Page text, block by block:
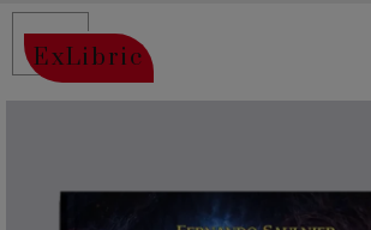
ExLibric